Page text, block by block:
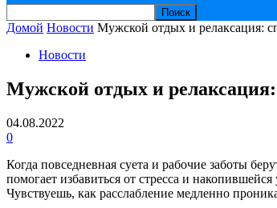
Домой Новости Мужской отдых и релаксация:
Новости
Мужской отдых и релаксация:
04.08.2022
0
Когда повседневная суета и рабочие заботы
помогает избавиться от стресса и
Чувствуешь, как расслабление медленно